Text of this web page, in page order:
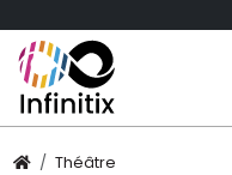
Théâtre